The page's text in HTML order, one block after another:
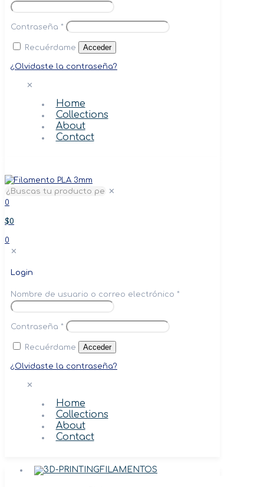
Contraseña *
Recuérdame Acceder
¿Olvidaste la contraseña?
✕
Home
Collections
About
Contact
✕
0
$0
0
✕
Login
Nombre de usuario o correo electrónico *
Contraseña *
Recuérdame Acceder
¿Olvidaste la contraseña?
✕
Home
Collections
About
Contact
FILAMENTOS